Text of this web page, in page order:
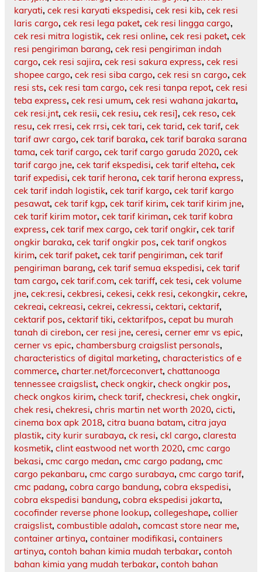
karyati, cek resi karyati ekspedisi, cek resi kib, cek resi
laris cargo, cek resi lega paket, cek resi lingga cargo,
cek resi mitra logistik, cek resi online, cek resi paket, cek
resi pengiriman barang, cek resi pengiriman indah
cargo, cek resi sajira, cek resi sakura express, cek resi
shopee cargo, cek resi siba cargo, cek resi sn cargo, cek
resi sts, cek resi tam cargo, cek resi tanpa repot, cek resi
teba express, cek resi umum, cek resi wahana jakarta,
cek resi.jnt, cek resii, cek resiu, cek resi], cek reso, cek
resu, cek rresi, cek rrsi, cek tari, cek tarid, cek tarif, cek
tarif awr cargo, cek tarif baraka, cek tarif baraka sarana
tama, cek tarif cargo, cek tarif cargo garuda 2020, cek
tarif cargo jne, cek tarif ekspedisi, cek tarif elteha, cek
tarif expedisi, cek tarif herona, cek tarif herona express,
cek tarif indah logistik, cek tarif kargo, cek tarif kargo
pesawat, cek tarif kgp, cek tarif kirim, cek tarif kirim jne,
cek tarif kirim motor, cek tarif kiriman, cek tarif kobra
express, cek tarif mex cargo, cek tarif ongkir, cek tarif
ongkir baraka, cek tarif ongkir pos, cek tarif ongkos
kirim, cek tarif paket, cek tarif pengiriman, cek tarif
pengiriman barang, cek tarif semua ekspedisi, cek tarif
tam cargo, cek tarif.com, cek tariff, cek tesi, cek volume
jne, cek:resi, cekbresi, cekesi, cekk resi, cekongkir, cekre,
cekreai, cekreasi, cekrei, cekressi, cektari, cektarif,
cektarif pos, cektarif tiki, cektarifpos, cepat bu murah
tanah di cirebon, cer resi jne, ceresi, cerner emr vs epic,
cerner vs epic, chambersburg craigslist personals,
characteristics of digital marketing, characteristics of e
commerce, charter.net/forceconvert, chattanooga
tennessee craigslist, check ongkir, check ongkir pos,
check ongkos kirim, check tarif, checkresi, chek ongkir,
chek resi, chekresi, chris martin net worth 2020, cicti,
cinema box apk 2018, citra buana batam, citra jaya
plastik, city kurir surabaya, ck resi, ckl cargo, claresta
kosmetik, clint eastwood net worth 2020, cmc cargo
bekasi, cmc cargo medan, cmc cargo padang, cmc
cargo pekanbaru, cmc cargo surabaya, cmc cargo tarif,
cmc padang, cobra cargo bandung, cobra ekspedisi,
cobra ekspedisi bandung, cobra ekspedisi jakarta,
cocofinder reverse phone lookup, collegeshape, collier
craigslist, combustible adalah, comcast store near me,
container artinya, container modifikasi, containers
artinya, contoh bahan kimia mudah terbakar, contoh
bahan kimia yang mudah terbakar, contoh bahan